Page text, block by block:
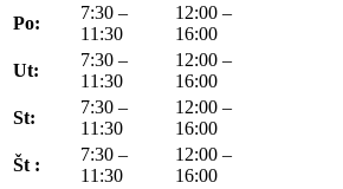
Po:
7:30 –
11:30
12:00 –
16:00
Ut:
7:30 –
11:30
12:00 –
16:00
St:
7:30 –
11:30
12:00 –
16:00
Št :
7:30 –
11:30
12:00 –
16:00